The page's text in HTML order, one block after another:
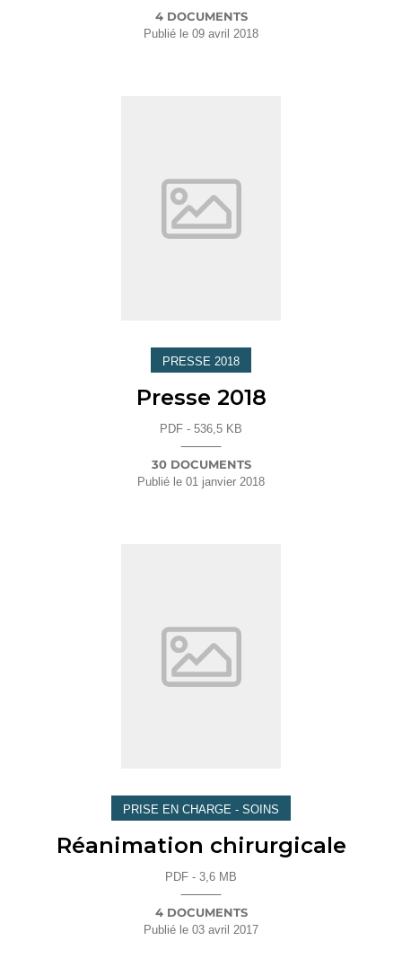
4 DOCUMENTS
Publié le 09 avril 2018
PRESSE 2018
Presse 2018
PDF - 536,5 KB
30 DOCUMENTS
Publié le 01 janvier 2018
PRISE EN CHARGE - SOINS
Réanimation chirurgicale
PDF - 3,6 MB
4 DOCUMENTS
Publié le 03 avril 2017